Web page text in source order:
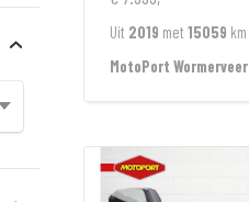
Uit 2019 met 15059 km
MotoPort Wormerveer